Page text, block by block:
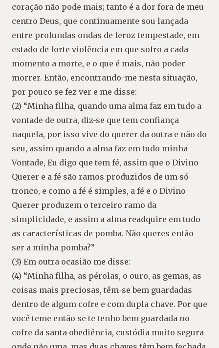
coração não pode mais; tanto é a dor fora de meu
centro Deus, que continuamente sou lançada
entre profundas ondas de feroz tempestade, em
estado de forte violência em que sofro a cada
momento a morte, e o que é mais, não poder
morrer. Então, encontrando-me nesta situação,
por pouco se fez ver e me disse:
(2) “Minha filha, quando uma alma faz em tudo a
vontade de outra, diz-se que tem confiança
naquela, por isso vive do querer da outra e não do
seu, assim quando a alma faz em tudo minha
Vontade, Eu digo que tem fé, assim que o Divino
Querer e a fé são ramos produzidos de um só
tronco, e como a fé é simples, a fé e o Divino
Querer produzem o terceiro ramo da
simplicidade, e assim a alma readquire em tudo
as características de pomba. Não queres então
ser a minha pomba?”
(3) Em outra ocasião me disse:
(4) “Minha filha, as pérolas, o ouro, as gemas, as
coisas mais preciosas, têm-se bem guardadas
dentro de algum cofre e com dupla chave. Por que
você teme então se te tenho bem guardada no
cofre da santa obediência, custódia muito segura